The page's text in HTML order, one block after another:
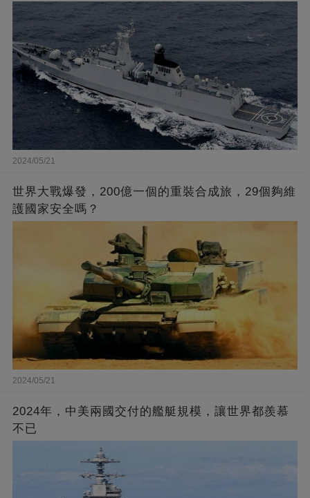
2024/05/21
世界大戰爆發，200億一個的重裝合成旅，29個夠維
護國家安全嗎？
2024/05/21
2024年，中美兩國交付的艦艇規模，讓世界都羨慕
不已